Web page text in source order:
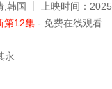
,韩国 上映时间： 2025
第12集 - 免费在线观看
永